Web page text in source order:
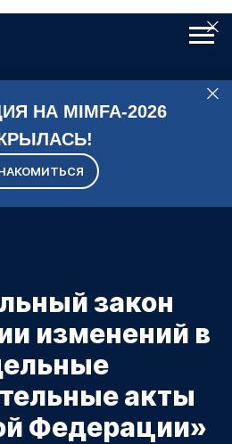
НА MIMFA-2026
закон
изменений в
акты
Федерации»